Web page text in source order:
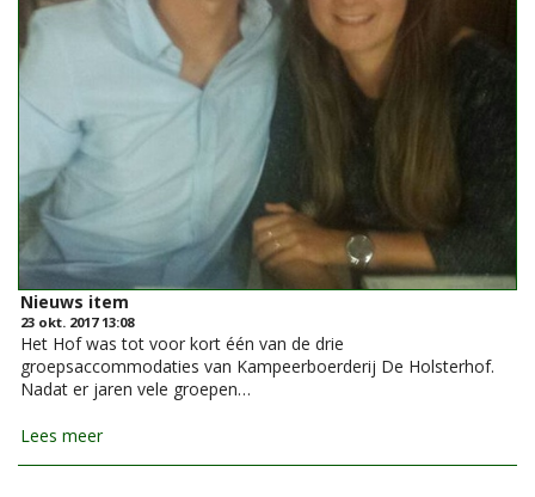
Nieuws item
23 okt. 2017 13:08
Het Hof was tot voor kort één van de drie
groepsaccommodaties van Kampeerboerderij De Holsterhof.
Nadat er jaren vele groepen…
Lees meer